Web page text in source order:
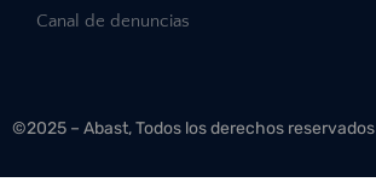
Canal de denuncias
©2025 – Abast, Todos los derechos reservados